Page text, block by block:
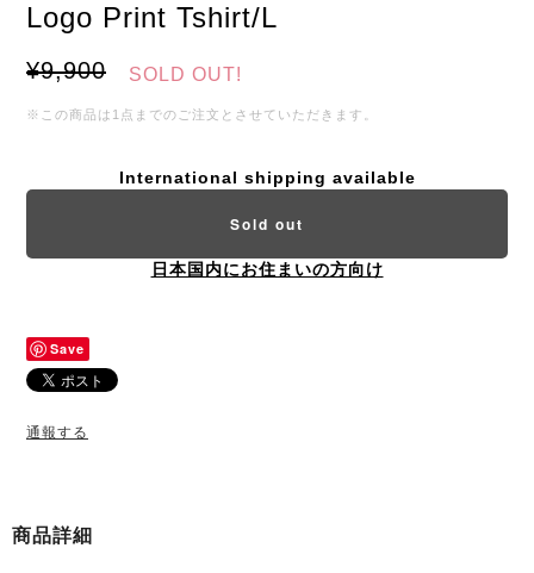
Logo Print Tshirt/L
¥9,900 SOLD OUT!
※この商品は1点までのご注文とさせていただきます。
International shipping available
Sold out
日本国内にお住まいの方向け
Save
通報する
商品詳細